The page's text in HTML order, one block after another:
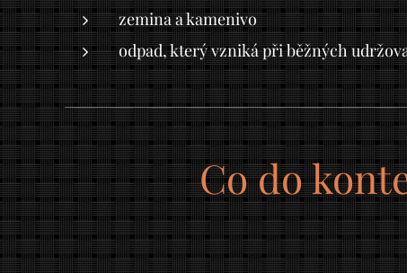
zemina a kamenivo
odpad, který vzniká při běžných
Co do